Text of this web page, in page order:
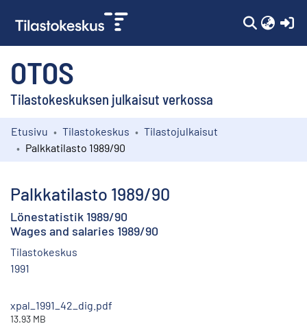
OTOS
Tilastokeskuksen julkaisut verkossa
Kokoelmat
Etusivu Tilastokeskus
Tilastojulkaisut
Palkkatilasto 1989/90
Palkkatilasto 1989/90
Lönestatistik 1989/90
Wages and salaries 1989/90
Tilastokeskus
1991
xpal_1991_42_dig.pdf
13.93 MB